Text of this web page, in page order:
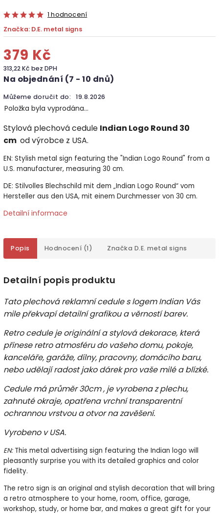
1 hodnocení
Značka: D.E. metal signs
379 Kč
313,22 Kč bez DPH
Na objednání (7 - 10 dnů)
Můžeme doručit do: 19.8.2026
Položka byla vyprodána…
Stylová plechová cedule Indian Logo Round 30
cm od výrobce z USA.
EN: Stylish metal sign featuring the "Indian Logo Round" from a
U.S. manufacturer, measuring 30 cm.
DE: Stilvolles Blechschild mit dem „Indian Logo Round“ vom
Hersteller aus den USA, mit einem Durchmesser von 30 cm.
Detailní informace
Popis Hodnocení (1) Značka D.E. metal signs
Detailní popis produktu
Tato plechová reklamní cedule s logem Indian Vás
mile překvapí detailní grafikou a věrností barev.
Retro cedule je originální a stylová dekorace, která
přinese retro atmosféru do vašeho domu, pokoje,
kanceláře, garáže, dílny, pracovny, domácího baru,
nebo udělají radost jako dárek pro vaše milé a blízké.
Cedule má průměr 30cm , je vyrobena z plechu,
zahnuté okraje, opatřena vrchní transparentní
ochrannou vrstvou a otvor na zavěšení.
Vyrobeno v USA.
EN: This metal advertising sign featuring the Indian logo will
pleasantly surprise you with its detailed graphics and color
fidelity.
The retro sign is an original and stylish decoration that will bring
a retro atmosphere to your home, room, office, garage,
workshop, study, or home bar, and makes a great gift for your